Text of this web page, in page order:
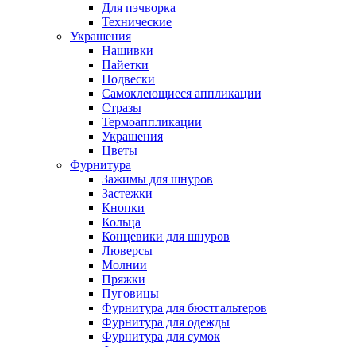
Для пэчворка
Технические
Украшения
Нашивки
Пайетки
Подвески
Самоклеющиеся аппликации
Стразы
Термоаппликации
Украшения
Цветы
Фурнитура
Зажимы для шнуров
Застежки
Кнопки
Кольца
Концевики для шнуров
Люверсы
Молнии
Пряжки
Пуговицы
Фурнитура для бюстгальтеров
Фурнитура для одежды
Фурнитура для сумок